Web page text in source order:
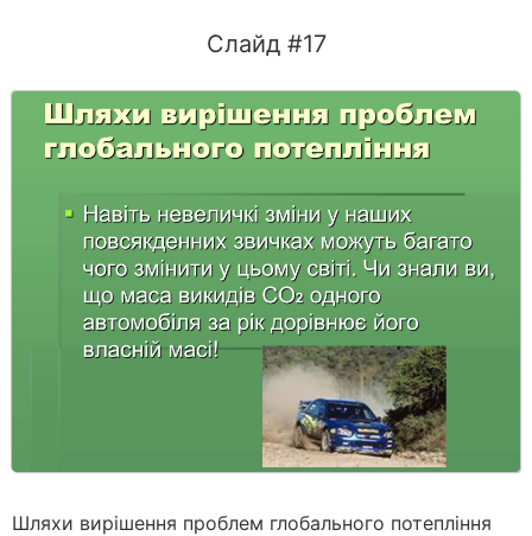
Слайд #17
Шляхи вирішення проблем глобального потепління